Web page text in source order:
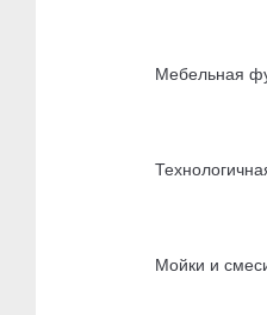
Мебельная
Мойки и